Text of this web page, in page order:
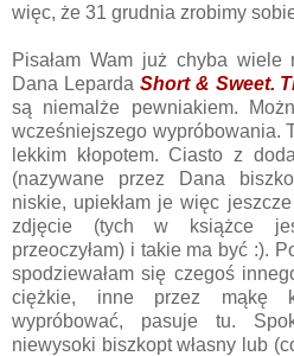
więc, że 31 grudnia zrobimy
Pisałam Wam już chyba
Dana Leparda Short & Sweet.
są niemalże pewniakiem.
wcześniejszego wypróbowania.
lekkim kłopotem. Ciasto z
(nazywane przez Dana
niskie, upiekłam je więc
zdjęcie (tych w książce
przeoczyłam) i takie ma być :).
spodziewałam się czegoś
ciężkie, inne przez mąkę
wypróbować, pasuje tu.
niewysoki biszkopt własny lub